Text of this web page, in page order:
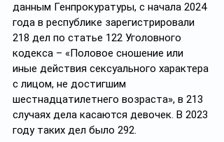
данным Генпрокуратуры, с начала 2024
года в республике зарегистрировали
218 дел по статье 122 Уголовного
кодекса – «Половое сношение или
иные действия сексуального характера
с лицом, не достигшим
шестнадцатилетнего возраста», в 213
случаях дела касаются девочек. В 2023
году таких дел было 292.